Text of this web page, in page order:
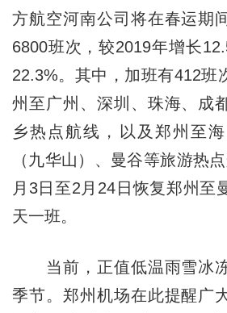
方航空河南公司将在春运期
6800班次，较2019年增长
22.3%。其中，加班有412班
州至广州、深圳、珠海、成
乡热点航线，以及郑州至
（九华山）、曼谷等旅游热
月3日至2月24日恢复郑州至
天一班。
当前，正值低温雨雪冰
季节。郑州机场在此提醒广